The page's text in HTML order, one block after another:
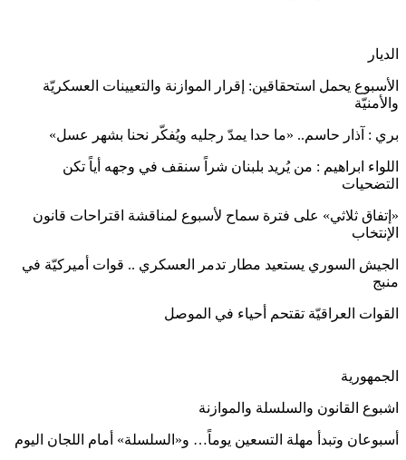
الديار
الأسبوع يحمل استحقاقين: إقرار الموازنة والتعيينات العسكريّة
والأمنيّة
بري : آذار حاسم.. «ما حدا يمدّ رجليه ويُفكّر نحنا بشهر عسل»
اللواء ابراهيم : من يُريد بلبنان شراً سنقف في وجهه أياً تكن
التضحيات
«إتفاق ثلاثي» على فترة سماح لأسبوع لمناقشة اقتراحات قانون
الإنتخاب
الجيش السوري يستعيد مطار تدمر العسكري .. قوات أميركيّة في
منبج
القوات العراقيّة تقتحم أحياء في الموصل
الجمهورية
اشبوع القانون والسلسلة والموازنة
أسبوعان وتبدأ مهلة التسعين يوماً… و«السلسلة» أمام اللجان اليوم